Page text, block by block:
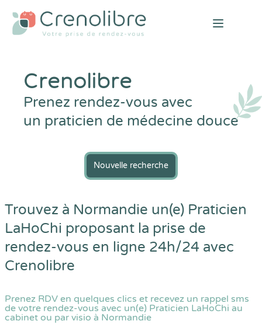
Open
Crenolibre
Prenez rendez-vous avec
un praticien de médecine douce
Nouvelle recherche
Trouvez à Normandie un(e) Praticien
LaHoChi proposant la prise de
rendez-vous en ligne 24h/24 avec
Crenolibre
Prenez RDV en quelques clics et recevez un rappel sms
de votre rendez-vous avec un(e) Praticien LaHoChi au
cabinet ou par visio à Normandie